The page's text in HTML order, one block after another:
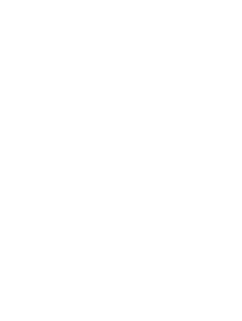
local pour un véhicule
à ce que l'on pourrait
pas réservé aux achats de luxe
000 € de budget.
la compétence et le
de moins.
Blanc ou ses environs ?
basée à Bordeaux pour un
engagement. En quelques
ensemble si l'import
et quel pays cible
vos attentes.